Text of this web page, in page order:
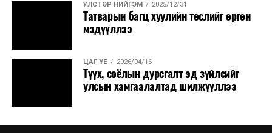
УЛСТӨР НИЙГЭМ 2025/12/31
Татварын багц хуулийн төслийг өргөн
мэдүүллээ
ЦАГ ҮЕ 2026/04/16
Түүх, соёлын дурсгалт эд зүйлсийг
улсын хамгаалалтад шилжүүллээ